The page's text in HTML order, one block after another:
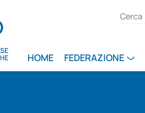
HOME FEDERAZIONE